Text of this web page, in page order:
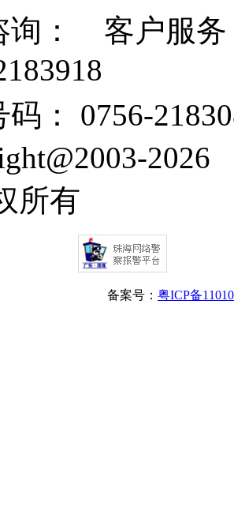
：
客户服务
码： 0756-
所有
备案号： 粤ICP备